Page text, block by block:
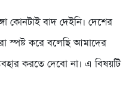
কোনটাই বাদ দেইনি। দেশের
স্পষ্ট করে বলেছি আমাদের
করতে দেবো না। এ বিষয়টি